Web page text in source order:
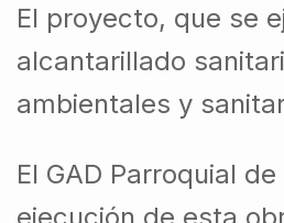
El proyecto, que se
alcantarillado
ambientales y
El GAD Parroquial